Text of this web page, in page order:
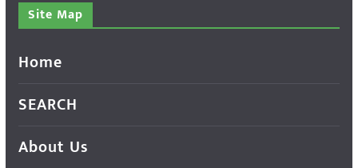
Site Map
Home
SEARCH
About Us